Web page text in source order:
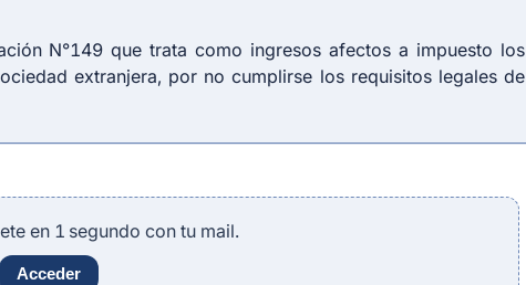
N°149 que trata como ingresos afectos a impuesto los
extranjera, por no cumplirse los requisitos legales de
en 1 segundo con tu mail.
Acceder